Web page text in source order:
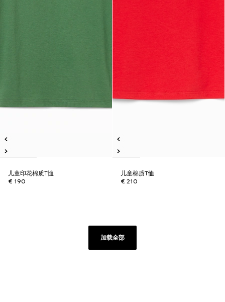
儿童印花棉质T恤
€ 190
儿童棉质T恤
€ 210
加载全部